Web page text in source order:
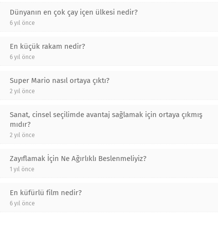
Dünyanın en çok çay içen ülkesi nedir?
6 yıl önce
En küçük rakam nedir?
6 yıl önce
Super Mario nasıl ortaya çıktı?
2 yıl önce
Sanat, cinsel seçilimde avantaj sağlamak için ortaya çıkmış
mıdır?
2 yıl önce
Zayıflamak İçin Ne Ağırlıklı Beslenmeliyiz?
1 yıl önce
En küfürlü film nedir?
6 yıl önce